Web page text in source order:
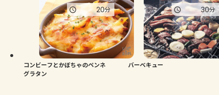
コンビーフとかぼちゃのペンネ
グラタン
20分
バーベキュー
30分